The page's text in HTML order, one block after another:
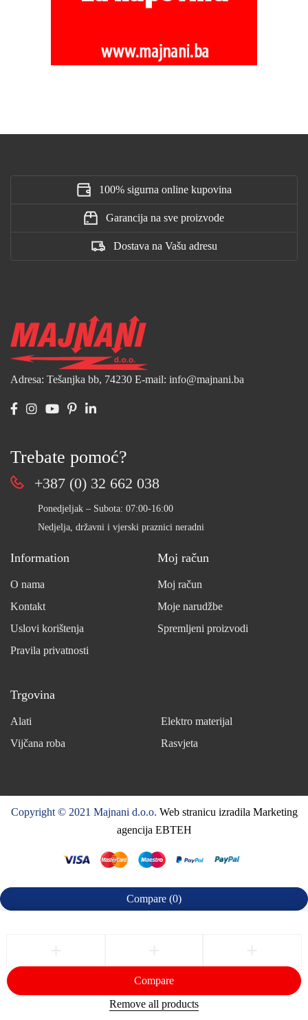
100% sigurna online kupovina
Garancija na sve proizvode
Dostava na Vašu adresu
Adresa: Tešanjka bb, 74230 E-mail: info@majnani.ba
Trebate pomoć?
+387 (0) 32 662 038
Ponedjeljak – Subota: 07:00-16:00
Nedjelja, državni i vjerski praznici neradni
Information
O nama
Kontakt
Uslovi korištenja
Pravila privatnosti
Moj račun
Moj račun
Moje narudžbe
Spremljeni proizvodi
Trgovina
Alati
Elektro materijal
Vijčana roba
Rasvjeta
Copyright © 2021 Majnani d.o.o. Web stranicu izradila Marketing
agencija EBTEH
Compare (0)
Compare
Remove all products